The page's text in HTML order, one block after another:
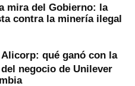
mira del Gobierno: la
contra la minería ilegal
Alicorp: qué ganó con la
negocio de Unilever